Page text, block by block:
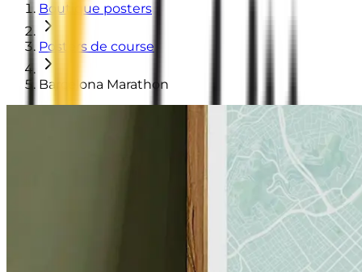
Boutique posters
Posters de course
Barcelona Marathon